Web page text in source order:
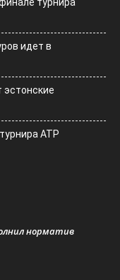
турнира
идет в
ATP
норматив